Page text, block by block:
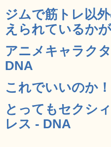
ジムで筋トレ以
えられているか
アニメキャラク
DNA
これでいいのか
とってもセクシ
レス - DNA